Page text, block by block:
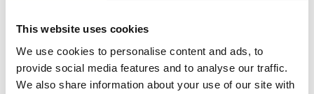
This website uses cookies
We use cookies to personalise content and ads, to
provide social media features and to analyse our traffic.
We also share information about your use of our site with
espresso apparaat met schuine greep.